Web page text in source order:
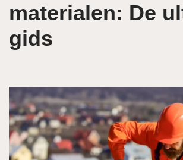
materialen: De
gids